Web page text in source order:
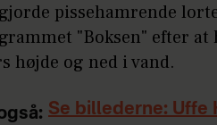
pissehamrende
"Boksen" efter
højde og ned i vand.
Se billederne: